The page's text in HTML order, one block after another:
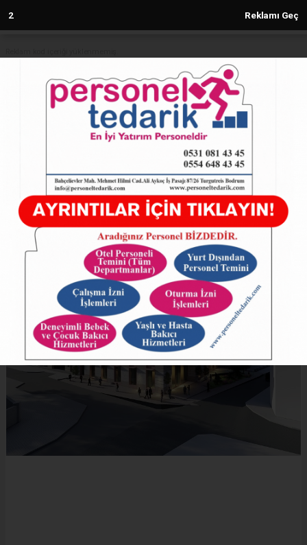
2 Reklamı Geç
Anasayfa
Muğla Büyükşehir hizmet binalarını
yeniliyor
05.09.2024 - 18:18, Güncelleme: 05.09.2024 - 18:18
5714+ kez okundu.
ABONE OL